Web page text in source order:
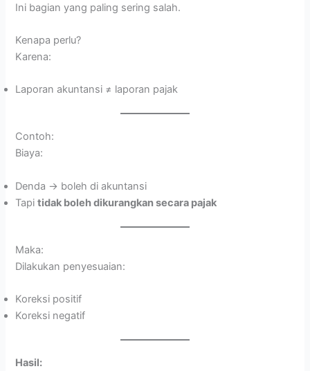
Ini bagian yang paling sering salah.
Kenapa perlu?
Karena:
Laporan akuntansi ≠ laporan pajak
Contoh:
Biaya:
Denda → boleh di akuntansi
Tapitidak boleh dikurangkan secara pajak
Maka:
Dilakukan penyesuaian:
Koreksi positif
Koreksi negatif
Hasil: